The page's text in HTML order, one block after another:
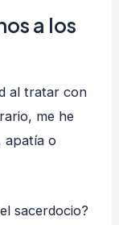
a los
al tratar con
me he
apatía o
sacerdocio?